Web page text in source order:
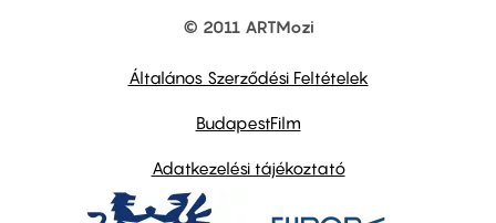
© 2011 ARTMozi
Általános Szerződési Feltételek
BudapestFilm
Adatkezelési tájékoztató